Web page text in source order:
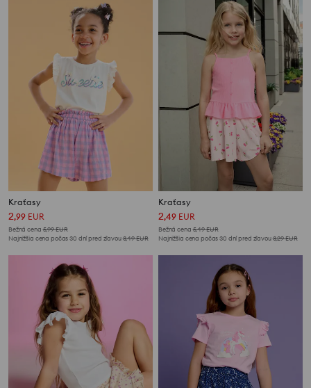
Kraťasy
2,99 EUR
Bežná cena 5,99EUR
Najnižšia cena počas 30 dní pred zľavou3,49EUR
Kraťasy
2,49 EUR
Bežná cena 5,49EUR
Najnižšia cena počas 30 dní pred zľavou3,29EUR